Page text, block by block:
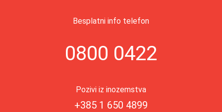
Besplatni info telefon
0800 0422
Pozivi iz inozemstva
+385 1 650 4899